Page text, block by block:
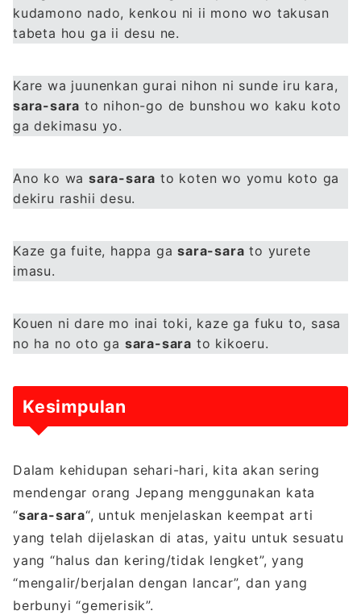
kudamono nado, kenkou ni ii mono wo takusan
tabeta hou ga ii desu ne.
Kare wa juunenkan gurai nihon ni sunde iru kara,
sara-sara to nihon-go de bunshou wo kaku koto
ga dekimasu yo.
Ano ko wa sara-sara to koten wo yomu koto ga
dekiru rashii desu.
Kaze ga fuite, happa gasara-sara to yurete
imasu.
Kouen ni dare mo inai toki, kaze ga fuku to, sasa
no ha no oto ga sara-sara to kikoeru.
Kesimpulan
Dalam kehidupan sehari-hari, kita akan sering
mendengar orang Jepang menggunakan kata
“sara-sara“, untuk menjelaskan keempat arti
yang telah dijelaskan di atas, yaitu untuk sesuatu
yang “halus dan kering/tidak lengket”, yang
“mengalir/berjalan dengan lancar”, dan yang
berbunyi “gemerisik”.